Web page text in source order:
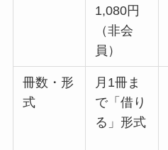
1,080円
（非会
員）
冊数・形
式
月1冊ま
で「借り
る」形式